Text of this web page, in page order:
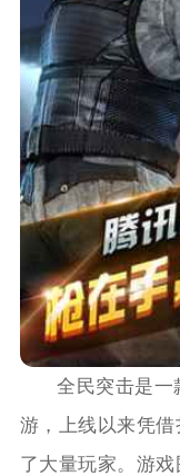
全民突击是
游，上线以来凭
了大量玩家。游